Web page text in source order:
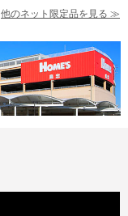
他のネット限定品を見る ≫